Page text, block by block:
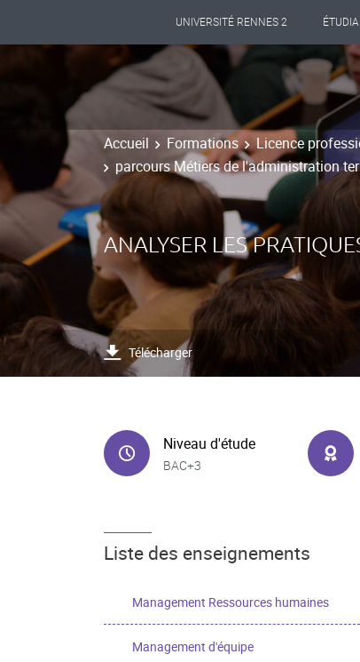
UNIVERSITÉ RENNES 2
Accueil Formations Licence
parcours Métiers de l'administration
ANALYSER LES
Télécharger
Niveau d'étude
BAC+3
Liste des enseignements
Management Ressources humaines
Management d'équipe